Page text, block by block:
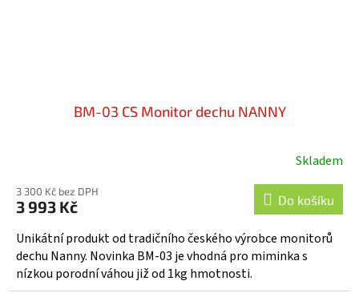
BM-03 CS Monitor dechu NANNY
produktu
je
4,8
z
5
hvězdiček.
Skladem
3 300 Kč bez DPH
3 993 Kč Do košíku
Unikátní produkt od tradičního českého výrobce monitorů
dechu Nanny. Novinka BM-03 je vhodná pro miminka s
nízkou porodní váhou již od 1kg hmotnosti.